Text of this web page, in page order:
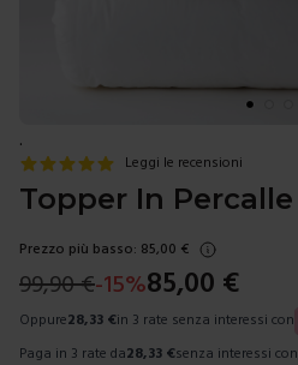
.
Leggi le recensioni
Topper In Percalle
Prezzo più basso: 85,00 €
99,90€-15%85,00 €
Oppure28,33 €in 3 rate senza interessi con
Paga in 3 rate da28,33 €senza interessi con